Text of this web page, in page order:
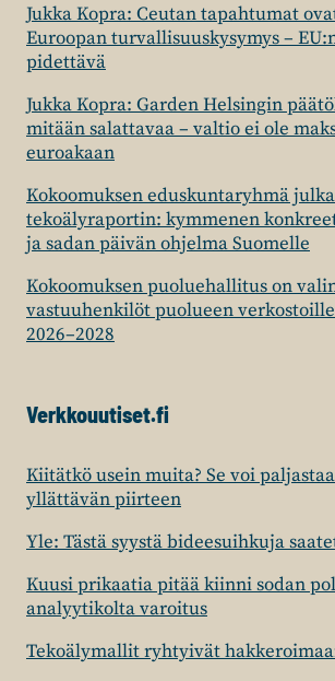
Jukka Kopra: Ceutan tapahtumat
Euroopan turvallisuuskysymys –
pidettävä
Jukka Kopra: Garden Helsingin
mitään salattavaa – valtio ei ole
euroakaan
Kokoomuksen eduskuntaryhmä
tekoälyraportin: kymmenen
ja sadan päivän ohjelma Suomelle
Kokoomuksen puoluehallitus on
vastuuhenkilöt puolueen
2026–2028
Verkkouutiset.fi
Kiitätkö usein muita? Se voi
yllättävän piirteen
Yle: Tästä syystä bideesuihkuja
Kuusi prikaatia pitää kiinni sodan
analyytikolta varoitus
Tekoälymallit ryhtyivät